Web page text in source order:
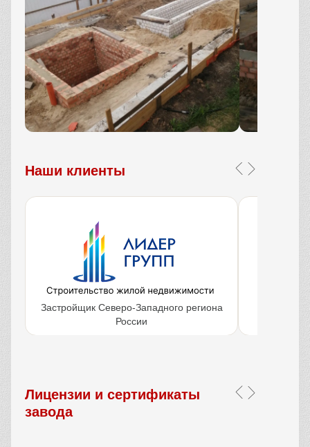
Наши клиенты
Застройщик Северо-Западного региона
России
Лицензии и сертификаты
завода